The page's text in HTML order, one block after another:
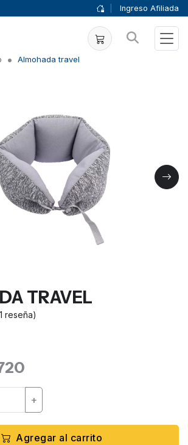
Ingreso Afiliada
Almohada travel
TRAVEL
1 reseña)
+
Agregar al carrito